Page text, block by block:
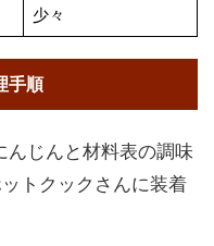
少々
手順
んじんと材料表の調味
トクックさんに装着